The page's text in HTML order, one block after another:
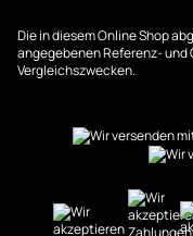
Die in diesem Online Shop
angegebenen Referenz- und
Vergleichszwecken.